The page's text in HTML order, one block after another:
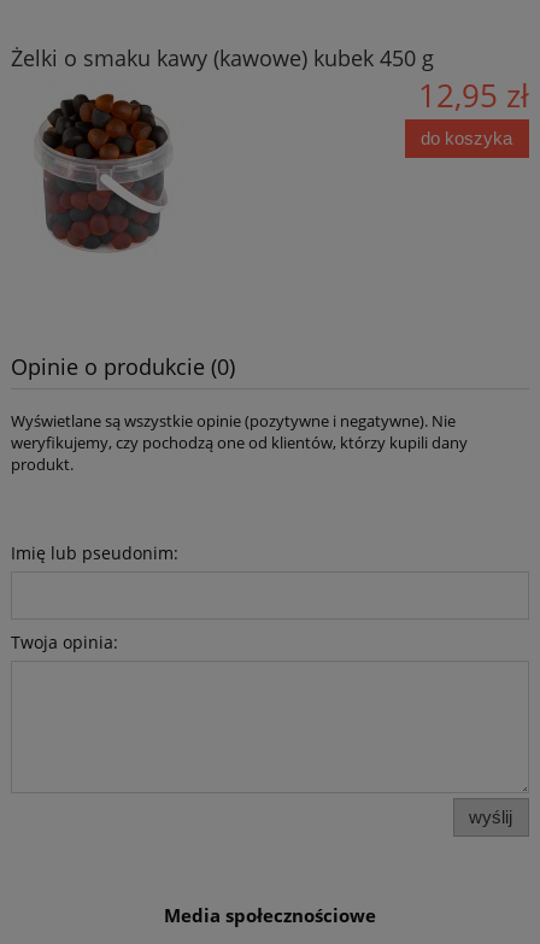
Żelki o smaku kawy (kawowe) kubek 450 g
12,95 zł
do koszyka
Opinie o produkcie (0)
Wyświetlane są wszystkie opinie (pozytywne i negatywne). Nie
weryfikujemy, czy pochodzą one od klientów, którzy kupili dany
produkt.
Imię lub pseudonim:
Twoja opinia:
wyślij
Media społecznościowe